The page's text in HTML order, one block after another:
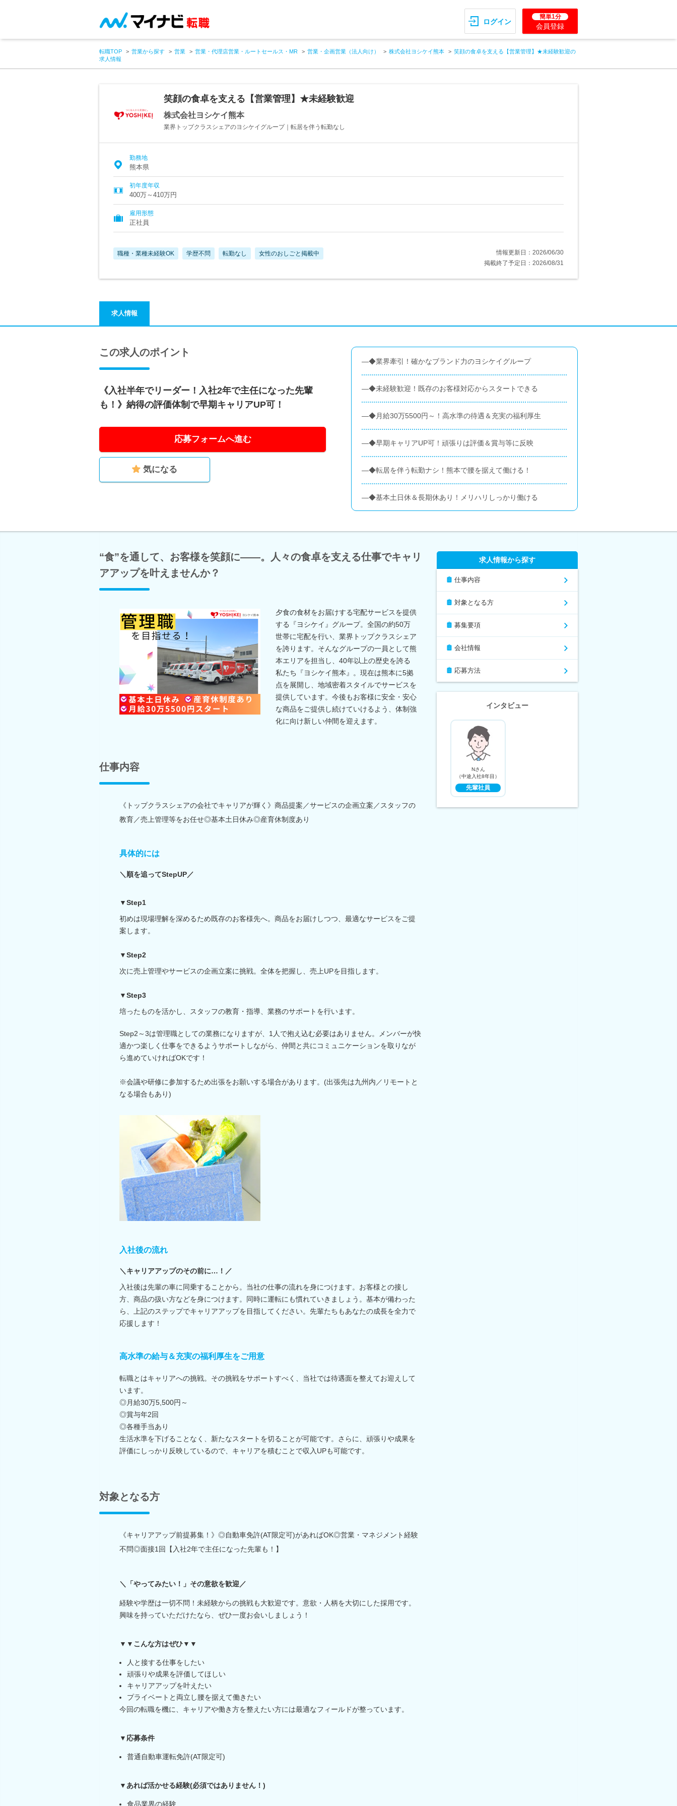
ログイン
簡単1分
会員登録
転職TOP 営業から探す 営業 営業・代理店営業・ルートセールス・MR 営業・企画営業（法人向け） 株式会社ヨシケイ熊本
笑顔の食卓を支える【営業管理】★未経験歓迎の
求人情報
笑顔の食卓を支える【営業管理】★未経験歓迎
株式会社ヨシケイ熊本
業界トップクラスシェアのヨシケイグループ｜転居を伴う転勤なし
勤務地
熊本県
初年度年収
400万～410万円
雇用形態
正社員
職種・業種未経験OK 学歴不問 転勤なし 女性のおしごと掲載中
情報更新日：2026/06/30
掲載終了予定日：2026/08/31
求人情報
この求人のポイント
《入社半年でリーダー！入社2年で主任になった先輩
も！》納得の評価体制で早期キャリアUP可！
応募フォームへ進む
気になる
―◆業界牽引！確かなブランド力のヨシケイグループ
―◆未経験歓迎！既存のお客様対応からスタートできる
―◆月給30万5500円～！高水準の待遇＆充実の福利厚生
―◆早期キャリアUP可！頑張りは評価＆賞与等に反映
―◆転居を伴う転勤ナシ！熊本で腰を据えて働ける！
―◆基本土日休＆長期休あり！メリハリしっかり働ける
“食”を通して、お客様を笑顔に――。人々の食卓を支える仕事でキャリ
アアップを叶えませんか？
夕食の食材をお届けする宅配サービスを提供
する『ヨシケイ』グループ。全国の約50万
世帯に宅配を行い、業界トップクラスシェア
を誇ります。そんなグループの一員として熊
本エリアを担当し、40年以上の歴史を誇る
私たち『ヨシケイ熊本』。現在は熊本に5拠
点を展開し、地域密着スタイルでサービスを
提供しています。今後もお客様に安全・安心
な商品をご提供し続けていけるよう、体制強
化に向け新しい仲間を迎えます。
仕事内容
《トップクラスシェアの会社でキャリアが輝く》商品提案／サービスの企画立案／スタッフの
教育／売上管理等をお任せ◎基本土日休み◎産育休制度あり
具体的には
＼順を追ってStepUP／
▼Step1
初めは現場理解を深めるため既存のお客様先へ。商品をお届けしつつ、最適なサービスをご提
案します。
▼Step2
次に売上管理やサービスの企画立案に挑戦。全体を把握し、売上UPを目指します。
▼Step3
培ったものを活かし、スタッフの教育・指導、業務のサポートを行います。
Step2～3は管理職としての業務になりますが、1人で抱え込む必要はありません。メンバーが快
適かつ楽しく仕事をできるようサポートしながら、仲間と共にコミュニケーションを取りなが
ら進めていければOKです！
※会議や研修に参加するため出張をお願いする場合があります。(出張先は九州内／リモートと
なる場合もあり)
入社後の流れ
＼キャリアアップのその前に…！／
入社後は先輩の車に同乗することから。当社の仕事の流れを身につけます。お客様との接し
方、商品の扱い方などを身につけます。同時に運転にも慣れていきましょう。基本が備わった
ら、上記のステップでキャリアアップを目指してください。先輩たちもあなたの成長を全力で
応援します！
高水準の給与＆充実の福利厚生をご用意
転職とはキャリアへの挑戦。その挑戦をサポートすべく、当社では待遇面を整えてお迎えして
います。
◎月給30万5,500円～
◎賞与年2回
◎各種手当あり
生活水準を下げることなく、新たなスタートを切ることが可能です。さらに、頑張りや成果を
評価にしっかり反映しているので、キャリアを積むことで収入UPも可能です。
対象となる方
《キャリアアップ前提募集！》◎自動車免許(AT限定可)があればOK◎営業・マネジメント経験
不問◎面接1回【入社2年で主任になった先輩も！】
＼「やってみたい！」その意欲を歓迎／
経験や学歴は一切不問！未経験からの挑戦も大歓迎です。意欲・人柄を大切にした採用です。
興味を持っていただけたなら、ぜひ一度お会いしましょう！
▼▼こんな方はぜひ▼▼
人と接する仕事をしたい
頑張りや成果を評価してほしい
キャリアアップを叶えたい
プライベートと両立し腰を据えて働きたい
今回の転職を機に、キャリアや働き方を整えたい方には最適なフィールドが整っています。
▼応募条件
普通自動車運転免許(AT限定可)
▼あれば活かせる経験(必須ではありません！)
食品業界の経験
求人情報から探す
仕事内容
対象となる方
募集要項
会社情報
応募方法
インタビュー
Nさん
（中途入社8年目）
先輩社員